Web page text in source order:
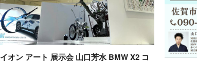
イオン アート 展示会 山口芳水 BMW X2 コ